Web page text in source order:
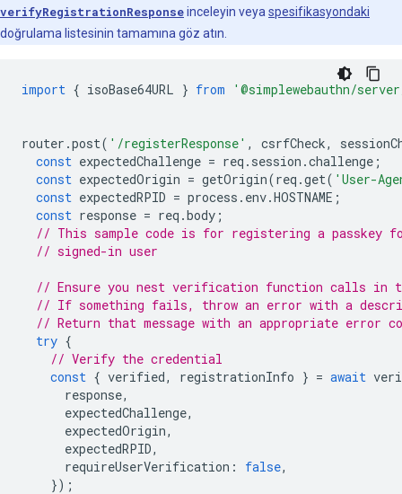
verifyRegistrationResponseinceleyin veya spesifikasyondaki
doğrulama listesinin tamamına göz atın.
import { isoBase64URL } from '@simplewebauthn/
router .post( '/registerResponse' , csrfCheck,
const expectedChallenge = req . session .challenge ;
const expectedOrigin = getOrigin(req .get( 'User-
const expectedRPID = process . env.HOSTNAME ;
const response = req .body ;
// This sample code is for registering a passkey
// signed-in user
// Ensure you nest verification function calls in
// If something fails, throw an error with a
// Return that message with an appropriate error
try {
// Verify the credential
const { verified, registrationInfo } = await
response,
expectedChallenge,
expectedOrigin,
expectedRPID,
requireUserVerification : false,
});